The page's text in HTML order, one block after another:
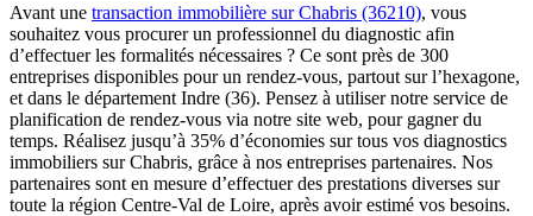
Avant une transaction immobilière sur Chabris (36210), vous
souhaitez vous procurer un professionnel du diagnostic afin
d’effectuer les formalités nécessaires ? Ce sont près de 300
entreprises disponibles pour un rendez-vous, partout sur l’hexagone,
et dans le département Indre (36). Pensez à utiliser notre service de
planification de rendez-vous via notre site web, pour gagner du
temps. Réalisez jusqu’à 35% d’économies sur tous vos diagnostics
immobiliers sur Chabris, grâce à nos entreprises partenaires. Nos
partenaires sont en mesure d’effectuer des prestations diverses sur
toute la région Centre-Val de Loire, après avoir estimé vos besoins.